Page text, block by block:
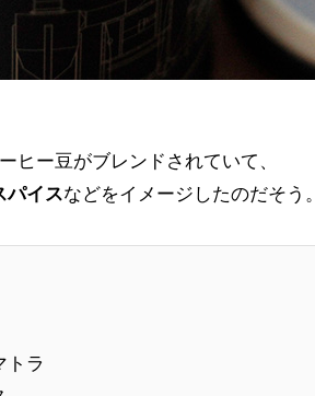
ヒー豆がブレンドされていて、
パイスなどをイメージしたのだそう。
トラ